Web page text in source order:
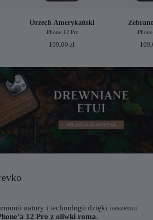
Orzech Amerykański
iPhone 12 Pro
109,00zł
natury i technologii dzięki naszemu
12 Pro z oliwki roma.